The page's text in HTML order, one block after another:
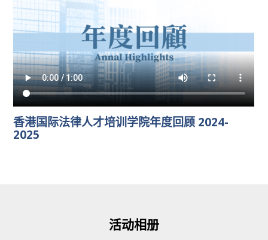
香港国际法律人才培训学院年度回顾 2024-
2025
活动相册